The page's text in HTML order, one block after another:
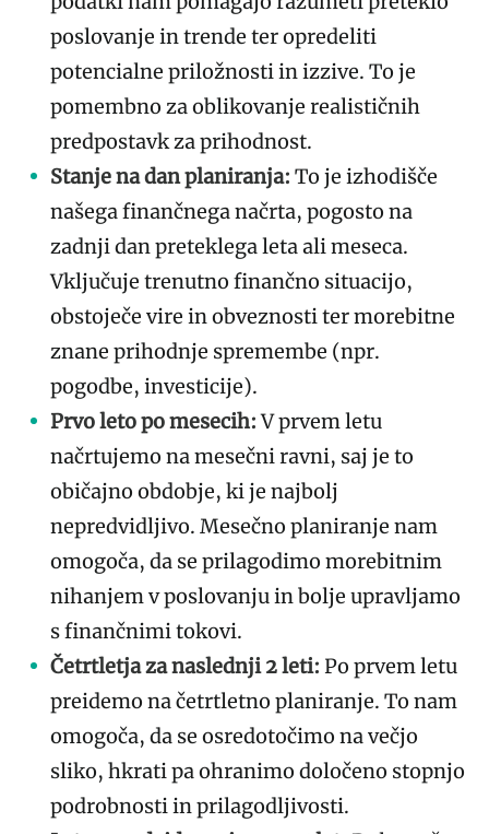
poslovanje in trende ter opredeliti
potencialne priložnosti in izzive. To je
pomembno za oblikovanje realističnih
predpostavk za prihodnost.
Stanje na dan planiranja: To je izhodišče
našega finančnega načrta, pogosto na
zadnji dan preteklega leta ali meseca.
Vključuje trenutno finančno situacijo,
obstoječe vire in obveznosti ter morebitne
znane prihodnje spremembe (npr.
pogodbe, investicije).
Prvo leto po mesecih:V prvem letu
načrtujemo na mesečni ravni, saj je to
običajno obdobje, ki je najbolj
nepredvidljivo. Mesečno planiranje nam
omogoča, da se prilagodimo morebitnim
nihanjem v poslovanju in bolje upravljamo
s finančnimi tokovi.
Četrtletja za naslednji 2 leti: Po prvem letu
preidemo na četrtletno planiranje. To nam
omogoča, da se osredotočimo na večjo
sliko, hkrati pa ohranimo določeno stopnjo
podrobnosti in prilagodljivosti.